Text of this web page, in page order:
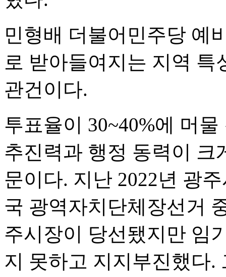
민형배 더불어민주당 예
로 받아들여지는 지역
관건이다.
투표율이 30~40%에 머
추진력과 행정 동력이 크
문이다. 지난 2022년 광
국 광역자치단체장선거
주시장이 당선됐지만 임
지 못하고 지지부진했다.